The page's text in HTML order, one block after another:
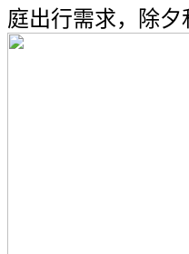
庭出行需求，除夕